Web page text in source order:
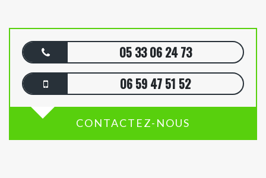
05 33 06 24 73
06 59 47 51 52
CONTACTEZ-NOUS